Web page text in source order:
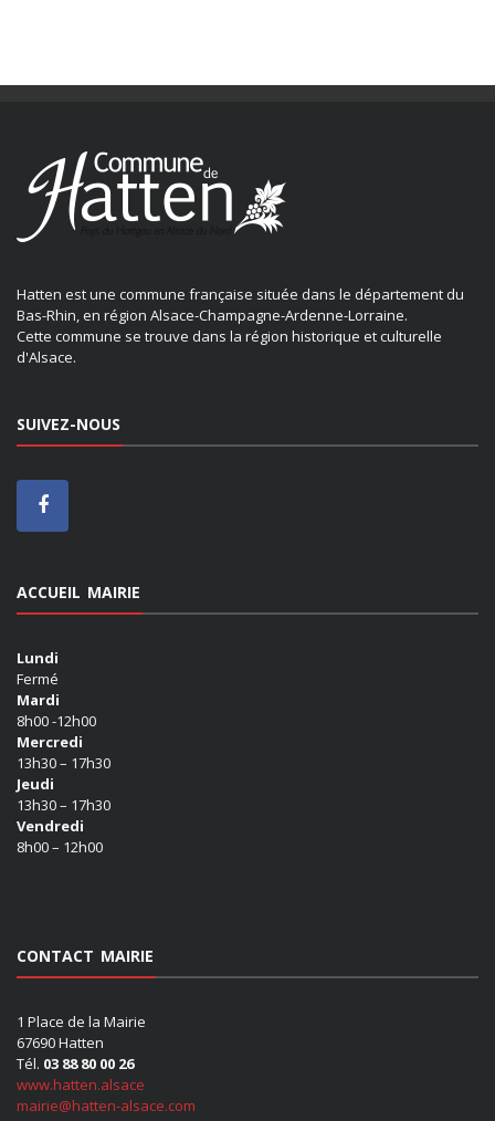
Hatten est une commune française située dans le département du
Bas-Rhin, en région Alsace-Champagne-Ardenne-Lorraine.
Cette commune se trouve dans la région historique et culturelle
d'Alsace.
SUIVEZ-NOUS
ACCUEIL MAIRIE
Lundi
Fermé
Mardi
8h00 -12h00
Mercredi
13h30 – 17h30
Jeudi
13h30 – 17h30
Vendredi
8h00 – 12h00
CONTACT MAIRIE
1 Place de la Mairie
67690 Hatten
Tél. 03 88 80 00 26
www.hatten.alsace
mairie@hatten-alsace.com